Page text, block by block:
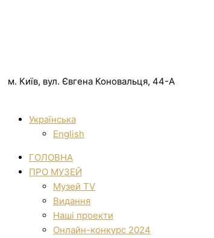
м. Київ, вул. Євгена Коновальця, 44-А
Українська
English
ГОЛОВНА
ПРО МУЗЕЙ
Музей TV
Видання
Наші проекти
Онлайн-конкурс 2024